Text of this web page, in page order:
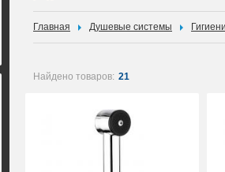
Главная Душевые системы
Найдено товаров: 21